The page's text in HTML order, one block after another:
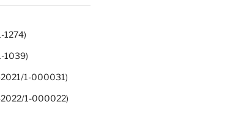
1274)
1039)
2021/1-000031)
2022/1-000022)